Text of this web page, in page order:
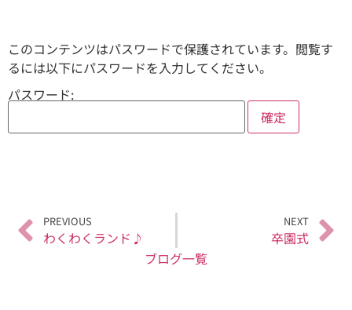
このコンテンツはパスワードで保護されています。閲覧す
るには以下にパスワードを入力してください。
パスワード:
PREVIOUS
わくわくランド♪
NEXT
卒園式
ブログ一覧